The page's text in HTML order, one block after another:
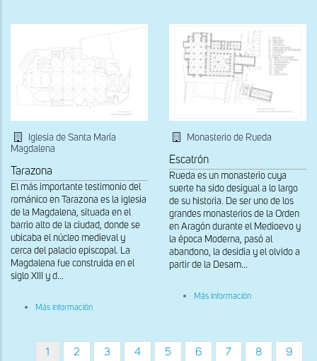
Iglesia de Santa María
Magdalena
Tarazona
El más importante testimonio del
románico en Tarazona es la iglesia
de la Magdalena, situada en el
barrio alto de la ciudad, donde se
ubicaba el núcleo medieval y
cerca del palacio episcopal. La
Magdalena fue construida en el
siglo XIII y d...
Más información
Monasterio de Rueda
Escatrón
Rueda es un monasterio cuya
suerte ha sido desigual a lo largo
de su historia. De ser uno de los
grandes monasterios de la Orden
en Aragón durante el Medioevo y
la época Moderna, pasó al
abandono, la desidia y el olvido a
partir de la Desam...
Más información
Página
1 Página
2 Página
3 Página
4 Página
5 Página
6 Página
7 Página
8 Página
9